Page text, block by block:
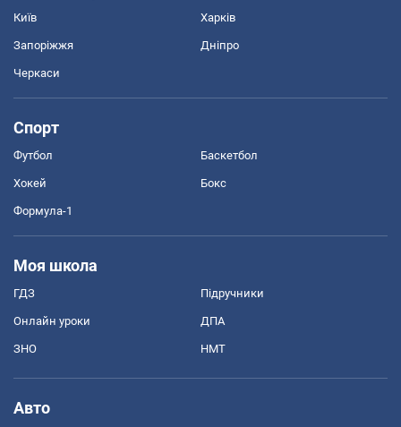
Київ Харків
Запоріжжя Дніпро
Черкаси
Спорт
Футбол Баскетбол
Хокей Бокс
Формула-1
Моя школа
ГДЗ Підручники
Онлайн уроки ДПА
ЗНО НМТ
Авто